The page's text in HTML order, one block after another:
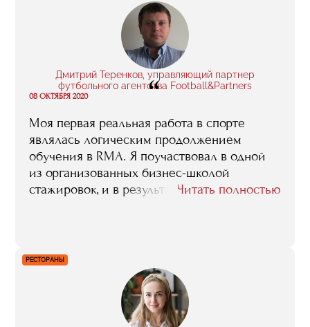
делали что-то до лекции сегодня и завтра
пойдут и будут продолжать. И это —
актуальная информация».
Дмитрий Теренков, управляющий партнер
футбольного агентства Football&Partners
“
08 ОКТЯБРЯ 2020
Моя первая реальная работа в спорте
являлась логическим продолжением
обучения в RMA. Я поучаствовал в одной
из организованных бизнес-школой
стажировок, и в результате получил
Читать полностью
РЕСТОРАНЫ